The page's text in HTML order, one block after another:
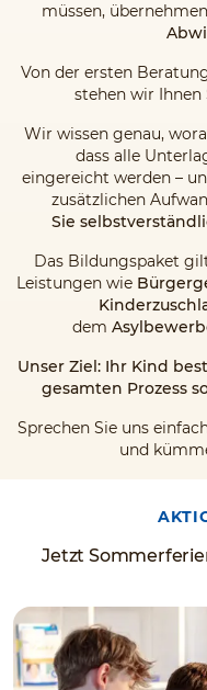
müssen,
Von der ersten
stehen wir
Wir wissen genau,
dass alle
eingereicht werden –
zusätzlichen
Sie
Das Bildungspaket
Leistungen wie
dem
Unser Ziel: Ihr Kind
gesamten Prozess
Sprechen Sie uns
und
Jetzt